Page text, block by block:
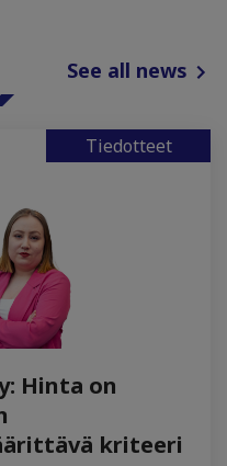
See all news
Tiedotteet
Hinta on
kriteeri